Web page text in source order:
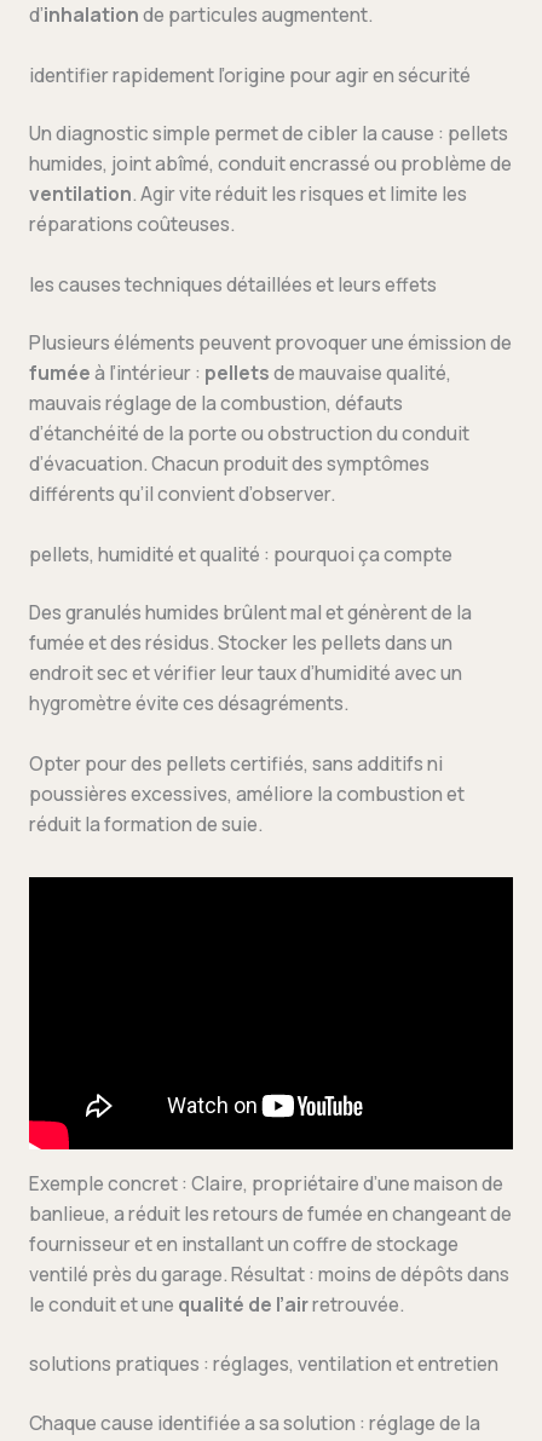
d’inhalationde particules augmentent.
identifier rapidement l’origine pour agir en sécurité
Un diagnostic simple permet de cibler la cause : pellets
humides, joint abîmé, conduit encrassé ou problème de
ventilation. Agir vite réduit les risques et limite les
réparations coûteuses.
les causes techniques détaillées et leurs effets
Plusieurs éléments peuvent provoquer une émission de
fuméeà l’intérieur : pelletsde mauvaise qualité,
mauvais réglage de la combustion, défauts
d’étanchéité de la porte ou obstruction du conduit
d’évacuation. Chacun produit des symptômes
différents qu’il convient d’observer.
pellets, humidité et qualité : pourquoi ça compte
Des granulés humides brûlent mal et génèrent de la
fumée et des résidus. Stocker les pellets dans un
endroit sec et vérifier leur taux d’humidité avec un
hygromètre évite ces désagréments.
Opter pour des pellets certifiés, sans additifs ni
poussières excessives, améliore la combustion et
réduit la formation de suie.
Exemple concret : Claire, propriétaire d’une maison de
banlieue, a réduit les retours de fumée en changeant de
fournisseur et en installant un coffre de stockage
ventilé près du garage. Résultat : moins de dépôts dans
le conduit et une qualité de l’airretrouvée.
solutions pratiques : réglages, ventilation et entretien
Chaque cause identifiée a sa solution : réglage de la